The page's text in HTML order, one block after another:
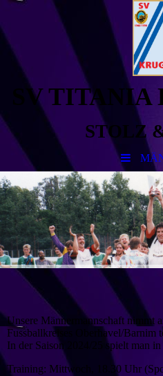
SV TITANIA
STOLZ
Unsere Männermannschaft nimmt
Fussballkreises Oberhavel/Barnim
In der Saison 2024/25 spielt man
Training: Mittwoch, 18.30 Uhr